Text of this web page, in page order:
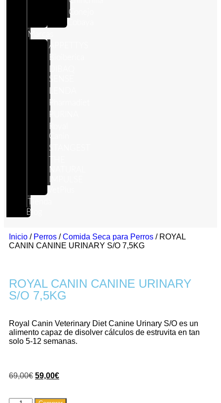
Conejo
Marcas
APPETTYS
Bioiberica
SENSE
Pharmadiet
PURINA
Royal
Canin
STANGEST
NATURAL
Blog
Inicio / Perros /Comida Seca para Perros / ROYAL
CANIN CANINE URINARY S/O 7,5KG
ROYAL CANIN CANINE URINARY
S/O 7,5KG
Royal Canin Veterinary Diet Canine Urinary S/O es un
alimento capaz de disolver cálculos de estruvita en tan
solo 5-12 semanas.
69,00€ 59,00€